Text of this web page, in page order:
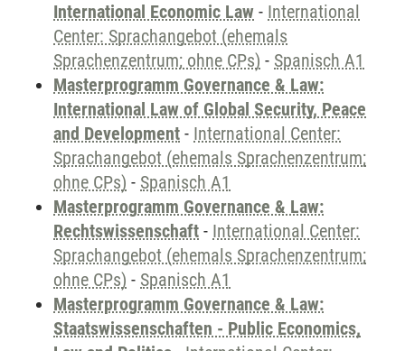
International Economic Law - International
Center: Sprachangebot (ehemals
Sprachenzentrum; ohne CPs) - Spanisch A1
Masterprogramm Governance & Law:
International Law of Global Security, Peace
and Development - International Center:
Sprachangebot (ehemals Sprachenzentrum;
ohne CPs) - Spanisch A1
Masterprogramm Governance & Law:
Rechtswissenschaft - International Center:
Sprachangebot (ehemals Sprachenzentrum;
ohne CPs) - Spanisch A1
Masterprogramm Governance & Law:
Staatswissenschaften - Public Economics,